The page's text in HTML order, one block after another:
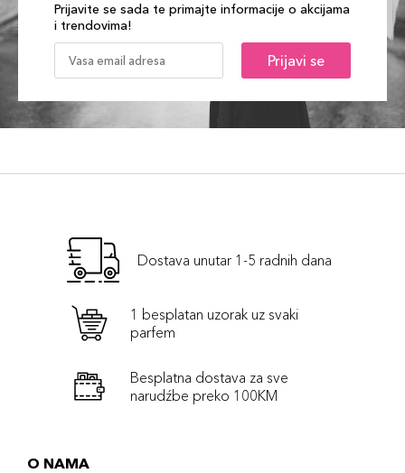
Prijavite se sada te primajte informacije o akcijama
i trendovima!
Prijavi se
Dostava unutar 1-5 radnih dana
1 besplatan uzorak uz svaki
parfem
Besplatna dostava za sve
narudźbe preko 100KM
O NAMA